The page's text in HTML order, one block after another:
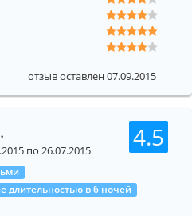
отзыв оставлен 07.09.2015
4.5
по 26.07.2015
длительностью в 6 ночей